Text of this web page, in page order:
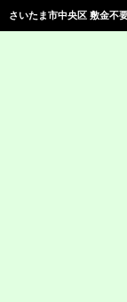
さいたま市中央区 敷金不